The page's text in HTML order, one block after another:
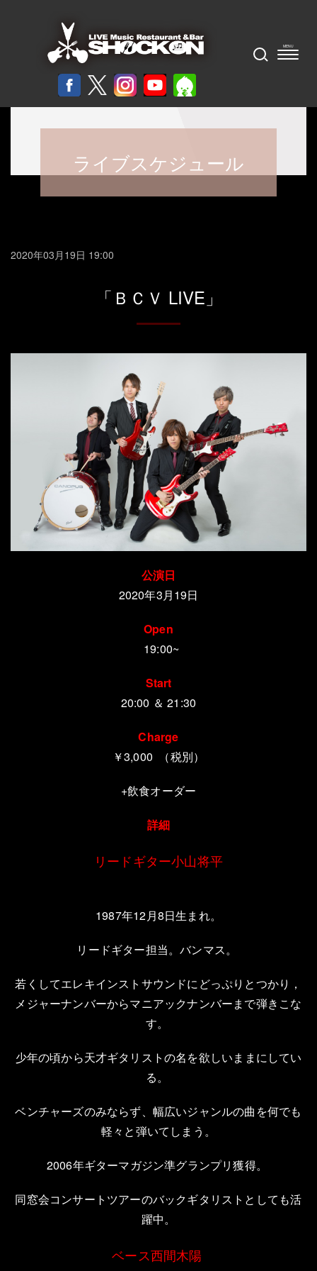
ライブスケジュール
2020年03月19日 19:00
「ＢＣＶ LIVE」
公演日
2020年3月19日
Open
19:00~
Start
20:00 ＆ 21:30
Charge
￥3,000 （税別）
+飲食オーダー
詳細
リードギター小山将平
1987年12月8日生まれ。
リードギター担当。バンマス。
若くしてエレキインストサウンドにどっぷりとつかり，
メジャーナンバーからマニアックナンバーまで弾きこな
す。
少年の頃から天才ギタリストの名を欲しいままにしてい
る。
ベンチャーズのみならず、幅広いジャンルの曲を何でも
軽々と弾いてしまう。
2006年ギターマガジン準グランプリ獲得。
同窓会コンサートツアーのバックギタリストとしても活
躍中。
ベース西間木陽